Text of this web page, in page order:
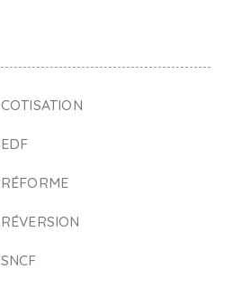
COTISATION
EDF
RÉFORME
RÉVERSION
SNCF